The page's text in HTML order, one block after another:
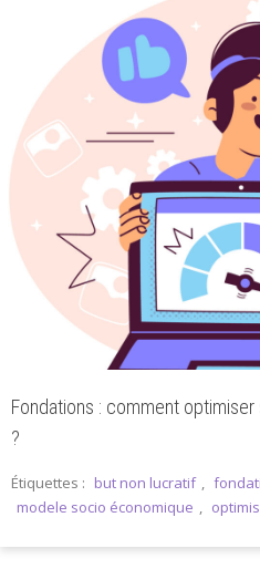
Fondations : comment
?
Étiquettes : but non lucratif ,
modele socio économique ,